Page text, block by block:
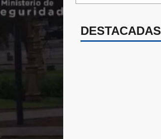
DESTACADAS